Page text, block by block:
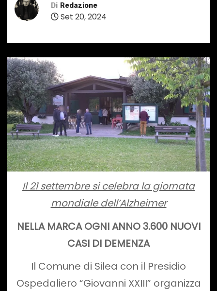
Di Redazione
Set 20, 2024
Il 21 settembre si celebra la giornata
mondiale dell’Alzheimer
NELLA MARCA OGNI ANNO 3.600 NUOVI
CASI DI DEMENZA
Il Comune di Silea con il Presidio
Ospedaliero “Giovanni XXIII” organizza